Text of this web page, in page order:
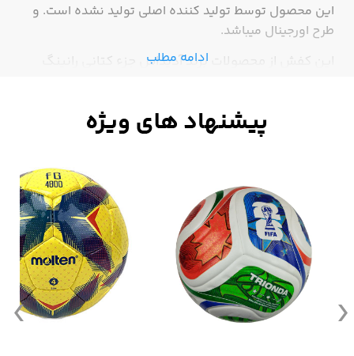
این محصول توسط تولید کننده اصلی تولید نشده است. و
طرح اورجینال میباشد.
این کفش از محصولات برند آدیداس جزء کتانی رانینگ
ادامه مطلب